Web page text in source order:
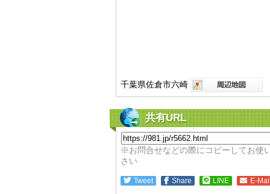
千葉県佐倉市六崎
共有URL
※お問合せなどの際にコピーしてお使
さい
Tweet Share LINE E-